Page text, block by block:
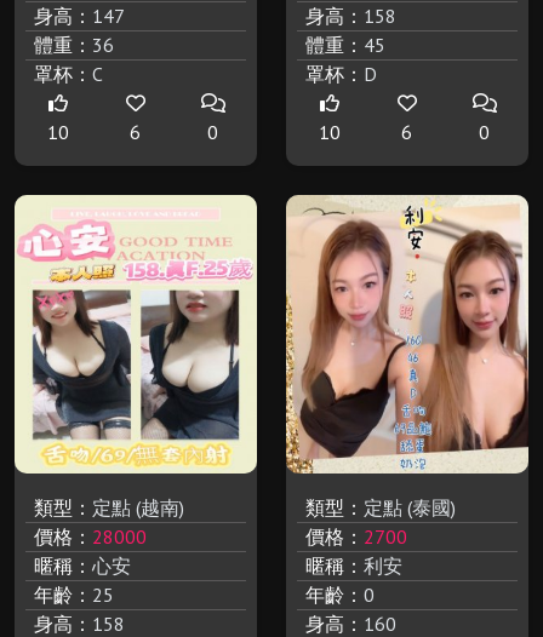
身高： 147
體重： 36
罩杯： C
10 6 0
身高： 158
體重： 45
罩杯： D
10 6 0
類型： 定點 (越南)
價格： 28000
暱稱： 心安
年齡： 25
身高： 158
類型： 定點 (泰國)
價格： 2700
暱稱： 利安
年齡： 0
身高： 160